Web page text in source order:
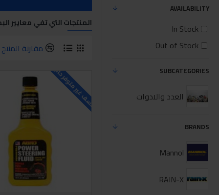
SUBCATEGORIES
العدد والادوات
BRANDS
Mannol
RAIN-X
AVAILABILITY
In Stock
Out of Stock
المنتجات التي تفي معايير
مقارنة المنتج
للاسف غير متوفر حاليا